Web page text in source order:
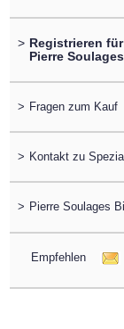
> Registrieren für
Pierre Soulages
> Fragen zum Kauf
> Kontakt zu
> Pierre Soulages
Empfehlen